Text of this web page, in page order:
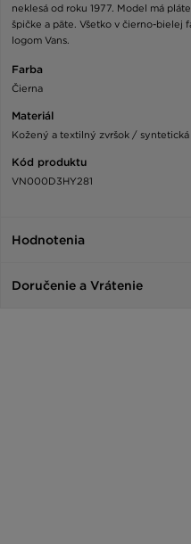
neklesá od roku 1977. Model má
špičke a päte. Všetko v čierno-bielej
logom Vans.
Farba
Čierna
Materiál
Kožený a textilný zvršok / syntetická
Kód produktu
VN000D3HY281
Hodnotenia
Doručenie a Vrátenie